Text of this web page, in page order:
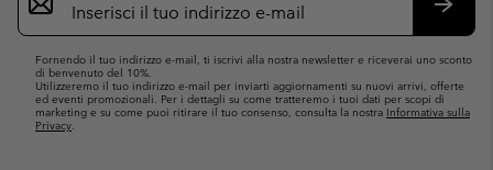
e-
mail
Fornendo il tuo indirizzo e-mail, ti iscrivi alla nostra newsletter e riceverai uno sconto
di benvenuto del 10%.
Utilizzeremo il tuo indirizzo e-mail per inviarti aggiornamenti su nuovi arrivi, offerte
ed eventi promozionali. Per i dettagli su come tratteremo i tuoi dati per scopi di
marketing e su come puoi ritirare il tuo consenso, consulta la nostra Informativa sulla
Privacy.